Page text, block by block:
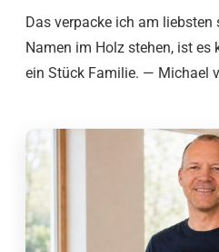
Das verpacke ich am
Namen im Holz stehen, ist es
ein Stück Familie. — Michael